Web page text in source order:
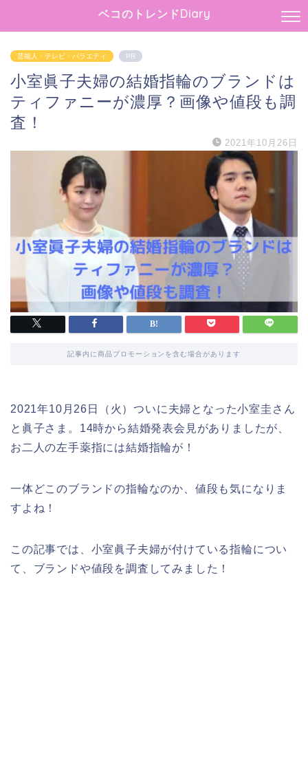
ベコのトレンドDiary
芸能人・テレビ・バラエティ PR
小室眞子夫婦の結婚指輪のブランドは
ティファニーが濃厚？画像や値段も調
査！
2021年10月26日
記事内に商品プロモーションを含む場合があります
2021年10月26日（火）ついに夫婦となった小室圭さん
と眞子さま。14時から結婚発表会見がありましたが、
お二人の左手薬指には結婚指輪が！
一体どこのブランドの指輪なのか、値段も気になりま
すよね！
この記事では、小室眞子夫婦が付けている指輪につい
て、ブランドや値段を調査してみました！